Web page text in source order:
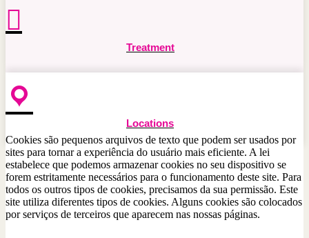
Treatment
Locations
Cookies são pequenos arquivos de texto que podem ser usados ​​por
sites para tornar a experiência do usuário mais eficiente. A lei
estabelece que podemos armazenar cookies no seu dispositivo se
forem estritamente necessários para o funcionamento deste site. Para
todos os outros tipos de cookies, precisamos da sua permissão. Este
site utiliza diferentes tipos de cookies. Alguns cookies são colocados
por serviços de terceiros que aparecem nas nossas páginas.